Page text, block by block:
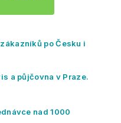
po Česku i
a půjčovna v Praze.
nad 1000